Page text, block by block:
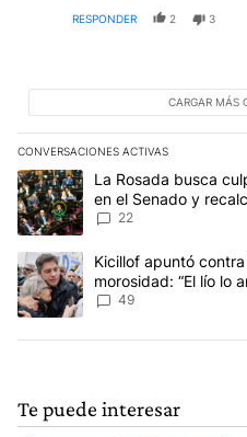
RESPONDER 2 3
CARGAR MÁS
CONVERSACIONES ACTIVAS
Este listado muestra los
Un artículo de tendencia con
La Rosada busca
en el Senado y
22
Un artículo de tendencia con el
Kicillof apuntó
morosidad: “El lío lo
49